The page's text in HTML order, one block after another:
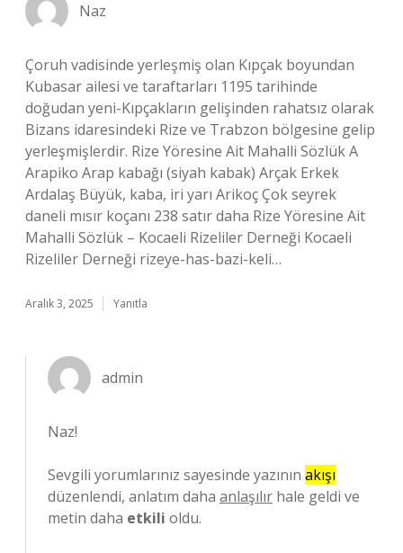
Naz
Çoruh vadisinde yerleşmiş olan Kıpçak boyundan
Kubasar ailesi ve taraftarları 1195 tarihinde
doğudan yeni-Kıpçakların gelişinden rahatsız olarak
Bizans idaresindeki Rize ve Trabzon bölgesine gelip
yerleşmişlerdir. Rize Yöresine Ait Mahalli Sözlük A
Arapiko Arap kabağı (siyah kabak) Arçak Erkek
Ardalaş Büyük, kaba, iri yarı Arikoç Çok seyrek
daneli mısır koçanı 238 satır daha Rize Yöresine Ait
Mahalli Sözlük – Kocaeli Rizeliler Derneği Kocaeli
Rizeliler Derneği rizeye-has-bazi-keli…
Aralık 3, 2025 Yanıtla
admin
Naz!
Sevgili yorumlarınız sayesinde yazının akışı
düzenlendi, anlatım daha anlaşılır hale geldi ve
metin daha etkili oldu.